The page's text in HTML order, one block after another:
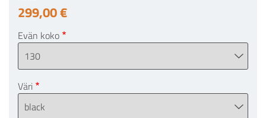
299,00 €
Evän koko
Väri